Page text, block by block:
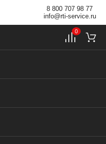
8 800 707 98 77
info@rti-service.ru
0